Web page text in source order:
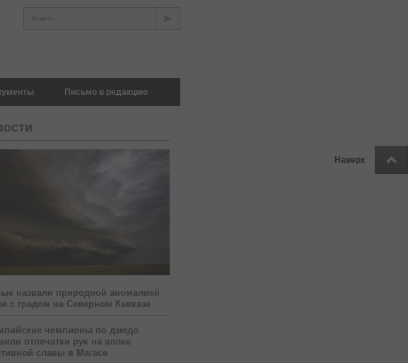
Наверх
Искать
Письмо в редакцию
назвали природной аномалией
с градом на Северном Кавказе
чемпионы по дзюдо
отпечатки рук на аллее
славы в Магасе